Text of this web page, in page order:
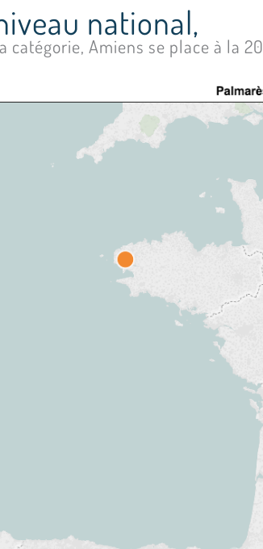
national,
catégorie, Amiens se place à la